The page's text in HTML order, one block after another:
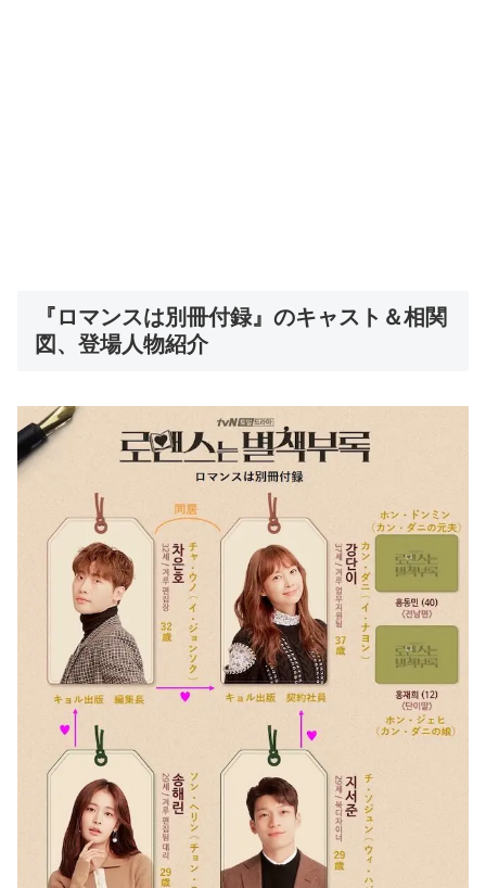
『ロマンスは別冊付録』のキャスト＆相関
図、登場人物紹介